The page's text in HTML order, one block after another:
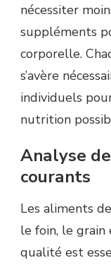
nécessiter
suppléments
corporelle.
s’avère
individuels
nutrition
Analyse
courants
Les aliments
le foin, le grain
qualité est